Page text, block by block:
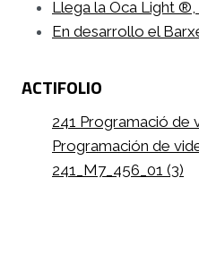
Llega la Oca Light ®,
En desarrollo el
ACTIFOLIO
241 Programació de
Programación de
241_M7_456_01 (3)